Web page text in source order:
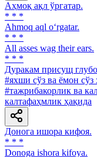
Аҳмоқ ақл ўргатар.
* * *
Ahmoq aql o‘rgatar.
* * *
All asses wag their ears.
* * *
Дуракам присущ
#яхши сўз ва ёмон сўз
#тажрибакорлик ва
калтафаҳмлик ҳақида
Донога ишора кифоя.
* * *
Donoga ishora kifoya.